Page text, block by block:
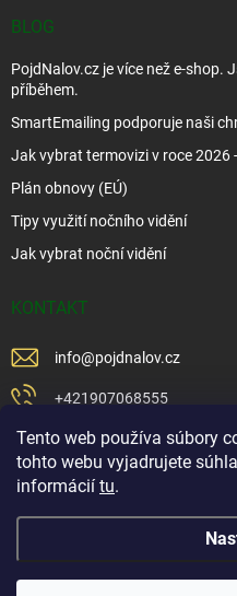
Tento web používa súbory
tohto webu vyjadrujete
informácií tu.
BLOG
PojdNalov.cz je více než e-shop.
příběhem.
SmartEmailing podporuje naši
Jak vybrat termovizi v roce 2026
Plán obnovy (EÚ)
Tipy využití nočního vidění
Jak vybrat noční vidění
KONTAKT
info@pojdnalov.cz
+421907068555
+421902479599
https://
podnalov